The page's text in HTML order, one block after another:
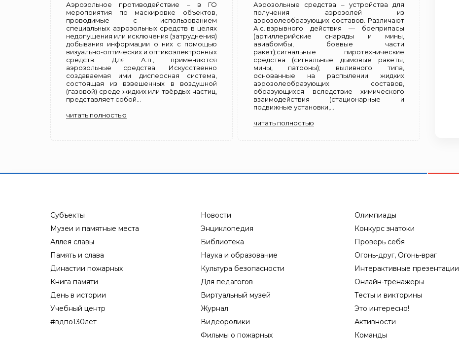
Аэрозольное противодействие – в ГО
мероприятия по маскировке объектов,
проводимые с использованием
специальных аэрозольных средств в целях
недопущения или исключения (затруднения)
добывания информации о них с помощью
визуально-оптических и оптикоэлектронных
средств. Для А.п., применяются
аэрозольные средства. Искусственно
создаваемая ими дисперсная система,
состоящая из взвешенных в воздушной
(газовой) среде жидких или твёрдых частиц,
представляет собой...
читать полностью
Аэрозольные средства – устройства для
получения аэрозолей из
аэрозолеобразующих составов. Различают
А.с.:взрывного действия — боеприпасы
(артиллерийские снаряды и мины,
авиабомбы, боевые части
ракет);сигнальные пиротехнические
средства (сигнальные дымовые ракеты,
мины, патроны); выливного типа,
основанные на распылении жидких
аэрозолеобразующих составов,
образующихся вследствие химического
взаимодействия (стационарные и
подвижные установки,...
читать полностью
Субъекты
Музеи и памятные места
Аллея славы
Память и слава
Династии пожарных
Книга памяти
День в истории
Учебный центр
#вдпо130лет
Новости
Энциклопедия
Библиотека
Наука и образование
Культура безопасности
Для педагогов
Виртуальный музей
Журнал
Видеоролики
Фильмы о пожарных
Олимпиады
Конкурс знатоки
Проверь себя
Огонь-друг, Огонь-враг
Интерактивные презентации
Онлайн-тренажеры
Тесты и викторины
Это интересно!
Активности
Команды